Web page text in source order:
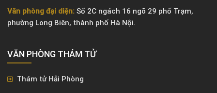
Văn phòng đại diện: Số 2C ngách 16 ngõ 29 phố Trạm,
phường Long Biên, thành phố Hà Nội.
VĂN PHÒNG ​THÁM TỬ
Thám tử Hải Phòng